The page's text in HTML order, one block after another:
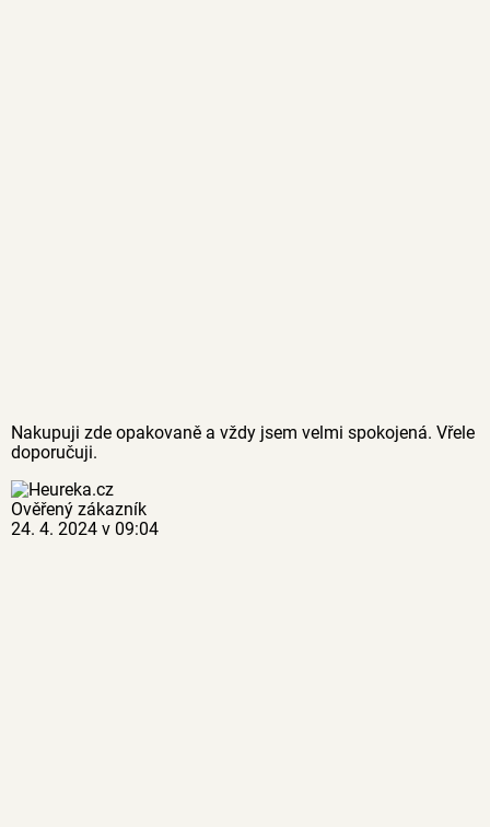
Nakupuji zde opakovaně a vždy jsem velmi spokojená. Vřele
doporučuji.
Ověřený zákazník
24. 4. 2024 v 09:04